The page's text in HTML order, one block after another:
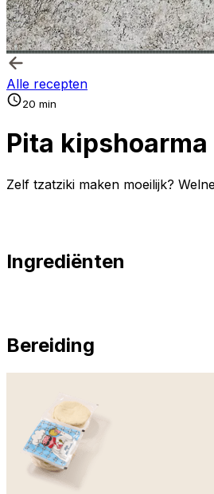
Alle recepten
20 min
Pita
Zelf tzatziki maken moeilijk?
Ingrediënten
Bereiding